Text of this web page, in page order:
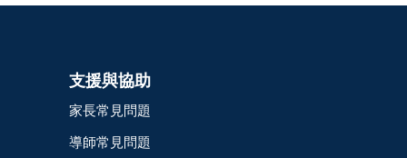
支援與協助
家長常見問題
導師常見問題